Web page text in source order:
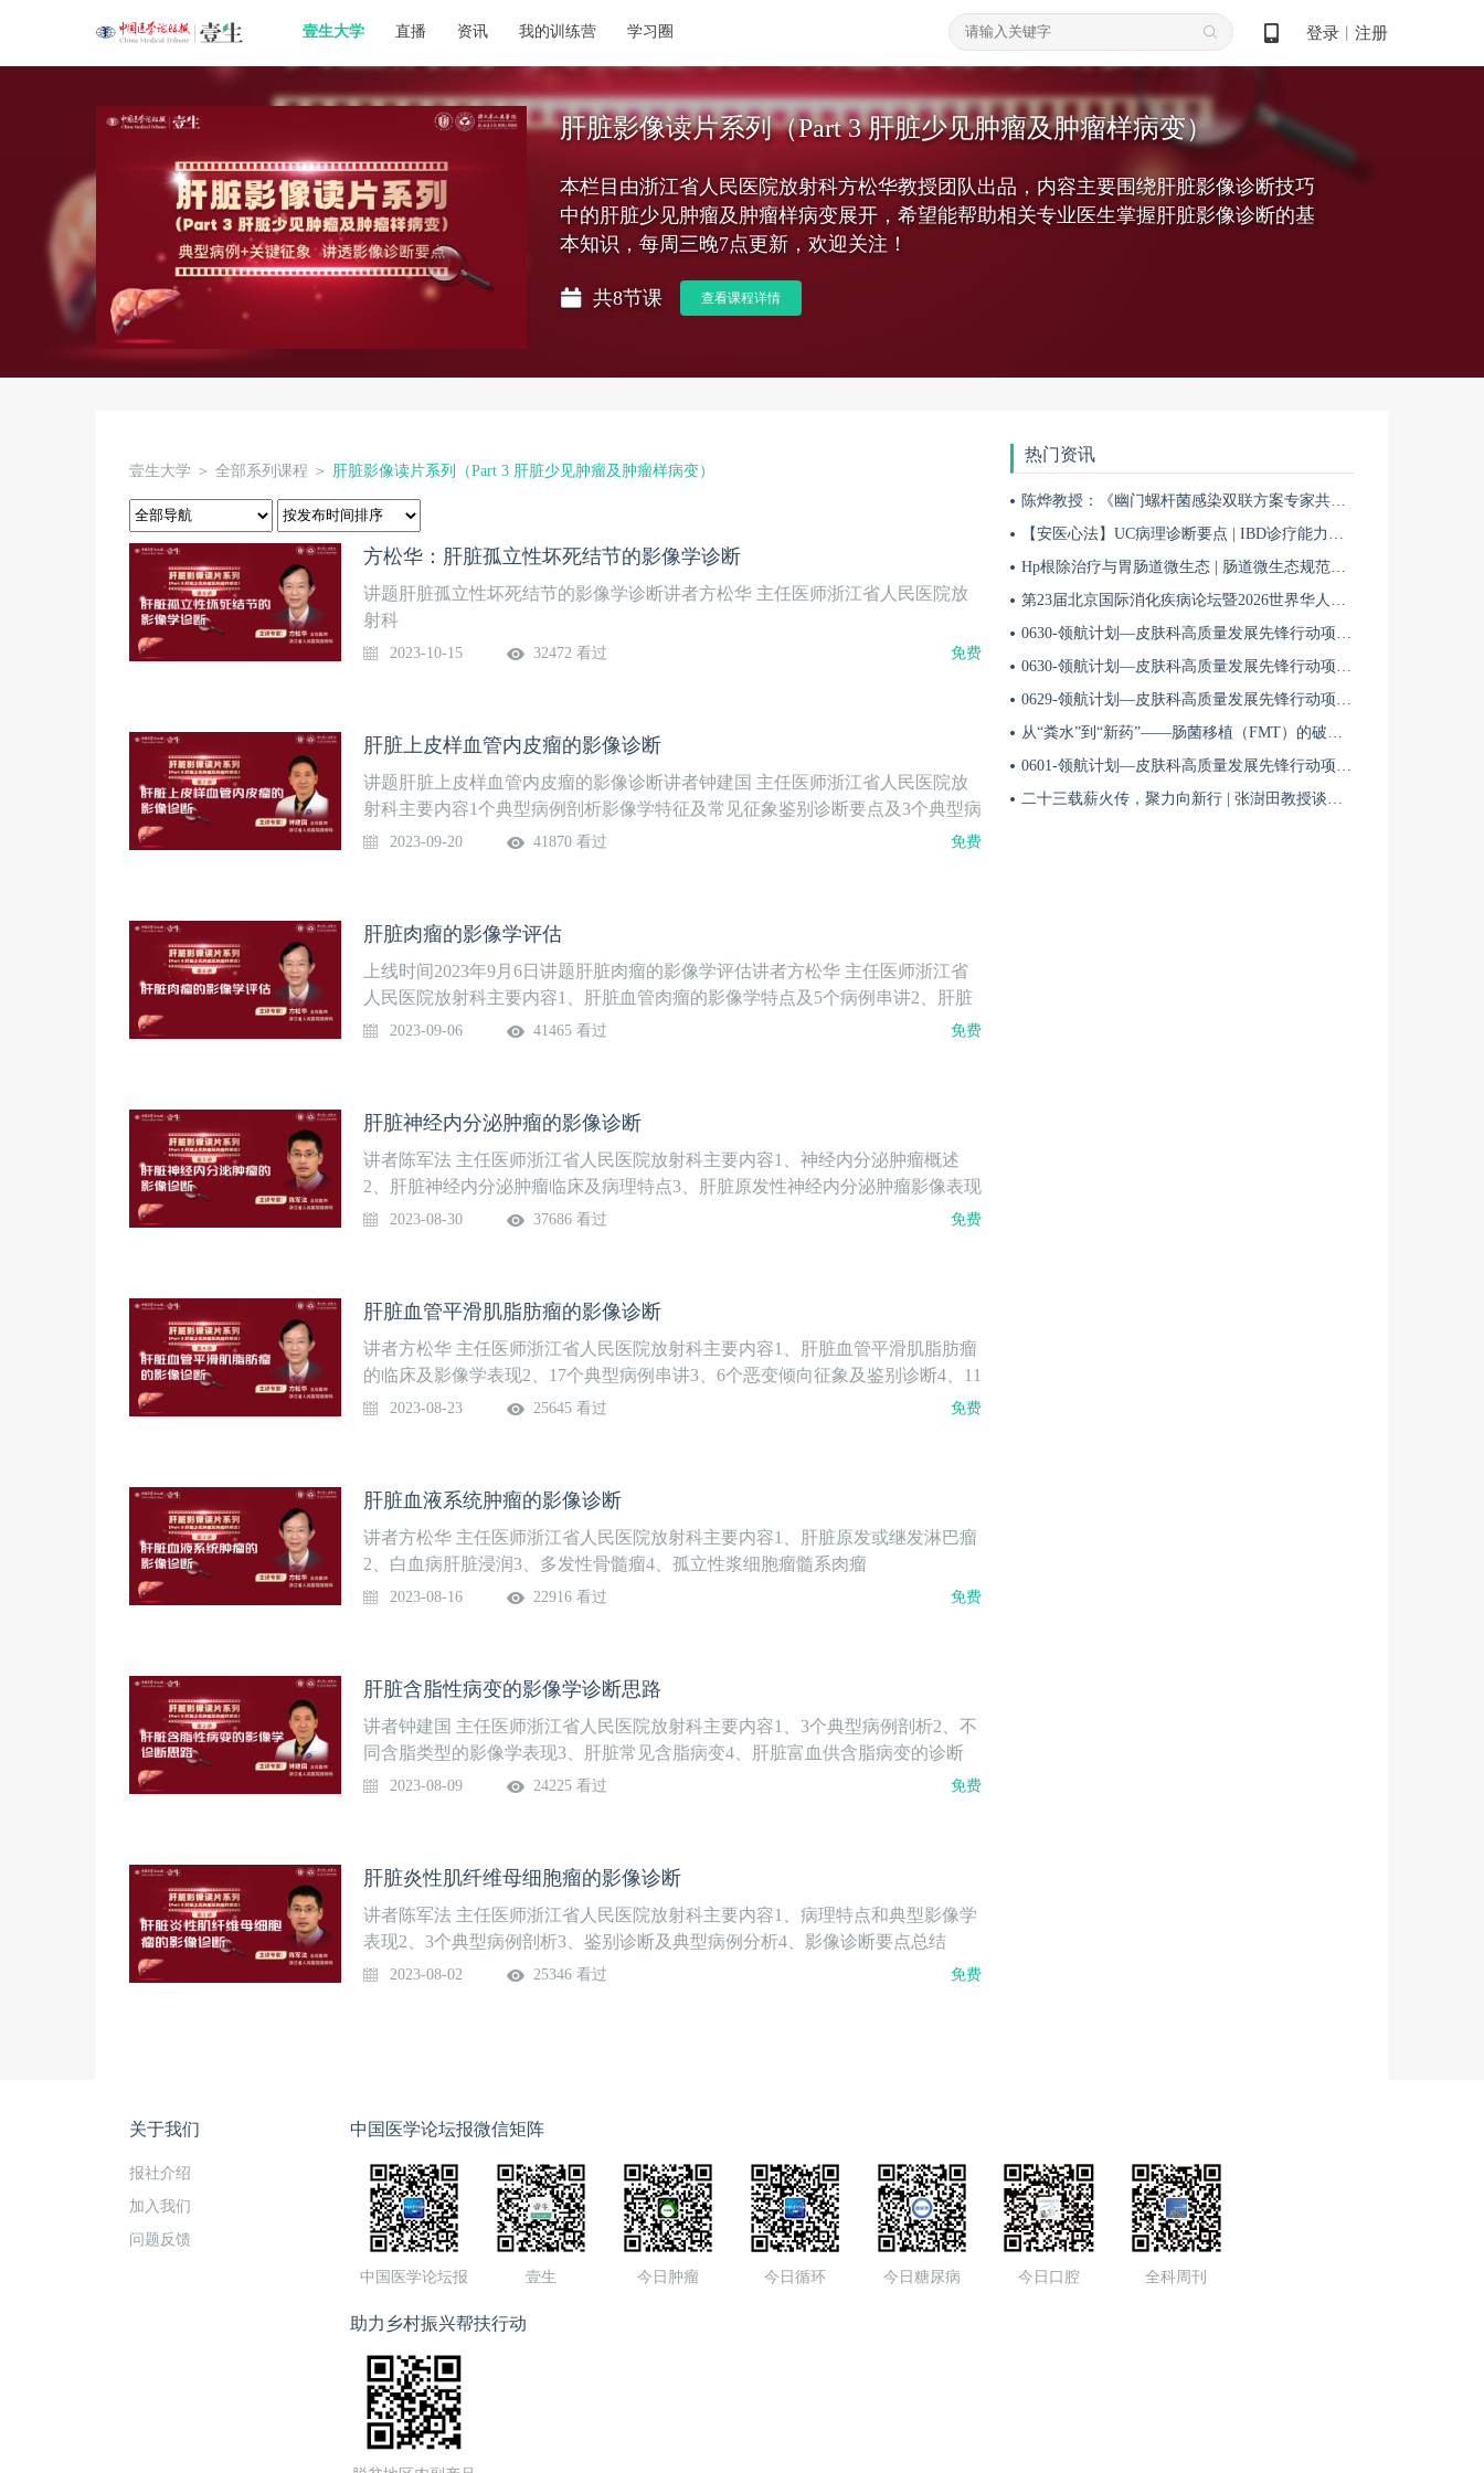
壹生大学 直播 资讯 我的训练营 学习圈 登录 注册
肝脏影像读片系列（Part 3 肝脏少见肿瘤及肿瘤样病变）
本栏目由浙江省人民医院放射科方松华教授团队出品，内容主要围绕肝脏影像诊断技巧
中的肝脏少见肿瘤及肿瘤样病变展开，希望能帮助相关专业医生掌握肝脏影像诊断的基
本知识，每周三晚7点更新，欢迎关注！
共8节课 查看课程详情
壹生大学 ＞ 全部系列课程 ＞ 肝脏影像读片系列（Part 3 肝脏少见肿瘤及肿瘤样病变）
方松华：肝脏孤立性坏死结节的影像学诊断
讲题肝脏孤立性坏死结节的影像学诊断讲者方松华 主任医师浙江省人民医院放
射科
2023-10-15 32472 看过 免费
肝脏上皮样血管内皮瘤的影像诊断
讲题肝脏上皮样血管内皮瘤的影像诊断讲者钟建国 主任医师浙江省人民医院放
射科主要内容1个典型病例剖析影像学特征及常见征象鉴别诊断要点及3个典型病
例治疗及预后
2023-09-20 41870 看过 免费
肝脏肉瘤的影像学评估
上线时间2023年9月6日讲题肝脏肉瘤的影像学评估讲者方松华 主任医师浙江省
人民医院放射科主要内容1、肝脏血管肉瘤的影像学特点及5个病例串讲2、肝脏
平滑肌肉瘤的影像学特点3个病例串讲3、肝脏脂肪肉瘤的影像学特点2个病例串
2023-09-06 41465 看过 免费
肝脏神经内分泌肿瘤的影像诊断
讲者陈军法 主任医师浙江省人民医院放射科主要内容1、神经内分泌肿瘤概述
2、肝脏神经内分泌肿瘤临床及病理特点3、肝脏原发性神经内分泌肿瘤影像表现
4、鉴别诊断
2023-08-30 37686 看过 免费
肝脏血管平滑肌脂肪瘤的影像诊断
讲者方松华 主任医师浙江省人民医院放射科主要内容1、肝脏血管平滑肌脂肪瘤
的临床及影像学表现2、17个典型病例串讲3、6个恶变倾向征象及鉴别诊断4、11
个鉴别诊断病例串讲
2023-08-23 25645 看过 免费
肝脏血液系统肿瘤的影像诊断
讲者方松华 主任医师浙江省人民医院放射科主要内容1、肝脏原发或继发淋巴瘤
2、白血病肝脏浸润3、多发性骨髓瘤4、孤立性浆细胞瘤髓系肉瘤
2023-08-16 22916 看过 免费
肝脏含脂性病变的影像学诊断思路
讲者钟建国 主任医师浙江省人民医院放射科主要内容1、3个典型病例剖析2、不
同含脂类型的影像学表现3、肝脏常见含脂病变4、肝脏富血供含脂病变的诊断
2023-08-09 24225 看过 免费
肝脏炎性肌纤维母细胞瘤的影像诊断
讲者陈军法 主任医师浙江省人民医院放射科主要内容1、病理特点和典型影像学
表现2、3个典型病例剖析3、鉴别诊断及典型病例分析4、影像诊断要点总结
2023-08-02 25346 看过 免费
热门资讯
陈烨教授：《幽门螺杆菌感染双联方案专家共识（2026）》解读 | BIDDF2026
【安医心法】UC病理诊断要点 | IBD诊疗能力系统提升5
Hp根除治疗与胃肠道微生态 | 肠道微生态规范化诊疗4
第23届北京国际消化疾病论坛暨2026世界华人消化医师年会盛大开幕
0630-领航计划—皮肤科高质量发展先锋行动项目第六季第65期
0630-领航计划—皮肤科高质量发展先锋行动项目第六季第64期
0629-领航计划—皮肤科高质量发展先锋行动项目第六季第63期
从“粪水”到“新药”——肠菌移植（FMT）的破局与临床应用全景 | 肠道微生态规范化诊疗1
0601-领航计划—皮肤科高质量发展先锋行动项目第六季第42期
二十三载薪火传，聚力向新行 | 张澍田教授谈中国消化医学的传承与突破
关于我们
报社介绍
加入我们
问题反馈
中国医学论坛报微信矩阵
中国医学论坛报 壹生 今日肿瘤 今日循环 今日糖尿病 今日口腔 全科周刊
助力乡村振兴帮扶行动